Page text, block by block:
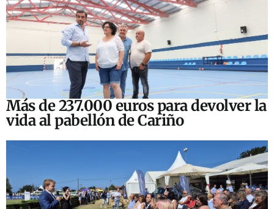
Más de 237.000 euros para devolver la
vida al pabellón de Cariño